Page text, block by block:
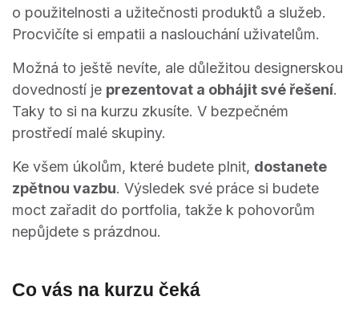
o použitelnosti a užitečnosti produktů a služeb.
Procvičíte si empatii a naslouchání uživatelům.
Možná to ještě nevíte, ale důležitou designerskou
dovedností je prezentovat a obhájit své řešení.
Taky to si na kurzu zkusíte. V bezpečném
prostředí malé skupiny.
Ke všem úkolům, které budete plnit, dostanete
zpětnou vazbu. Výsledek své práce si budete
moct zařadit do portfolia, takže k pohovorům
nepůjdete s prázdnou.
Co vás na kurzu čeká